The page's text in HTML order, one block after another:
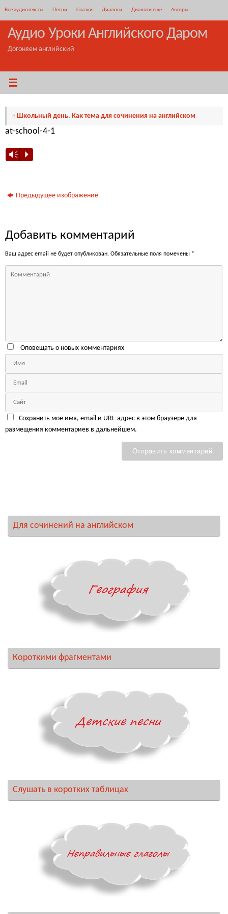
содержимому
Все аудиотексты Песни Сказки Диалоги Диалоги ещё Авторы
Аудио Уроки Английского Даром
Догоняем английский
« Школьный день. Как тема для сочинения на английском
at-school-4-1
Vm P
Предыдущее изображение
Добавить комментарий
Ваш адрес email не будет опубликован. Обязательные поля помечены *
Оповещать о новых комментариях
Сохранить моё имя, email и URL-адрес в этом браузере для
размещения комментариев в дальнейшем.
Для сочинений на английском
Короткими фрагментами
Слушать в коротких таблицах